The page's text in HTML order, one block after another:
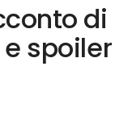
di
spoiler